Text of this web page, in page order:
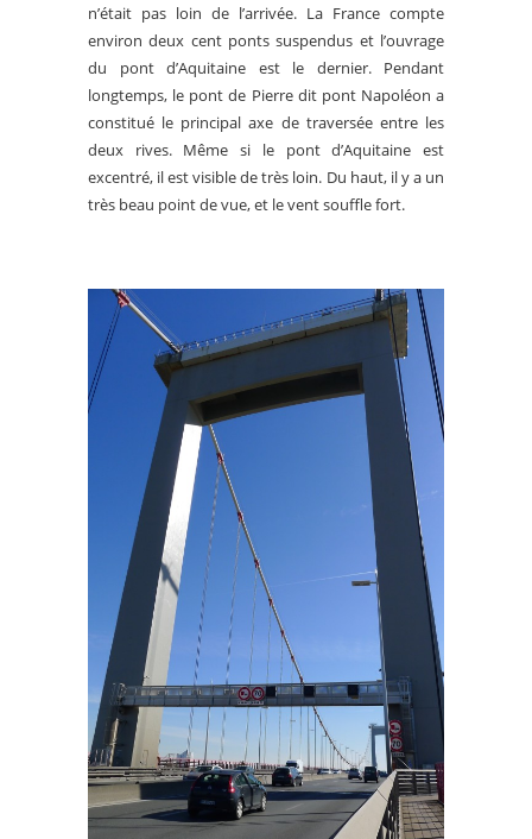
n’était pas loin de l’arrivée. La France compte
environ deux cent ponts suspendus et l’ouvrage
du pont d’Aquitaine est le dernier. Pendant
longtemps, le pont de Pierre dit pont Napoléon a
constitué le principal axe de traversée entre les
deux rives. Même si le pont d’Aquitaine est
excentré, il est visible de très loin. Du haut, il y a un
très beau point de vue, et le vent souffle fort.